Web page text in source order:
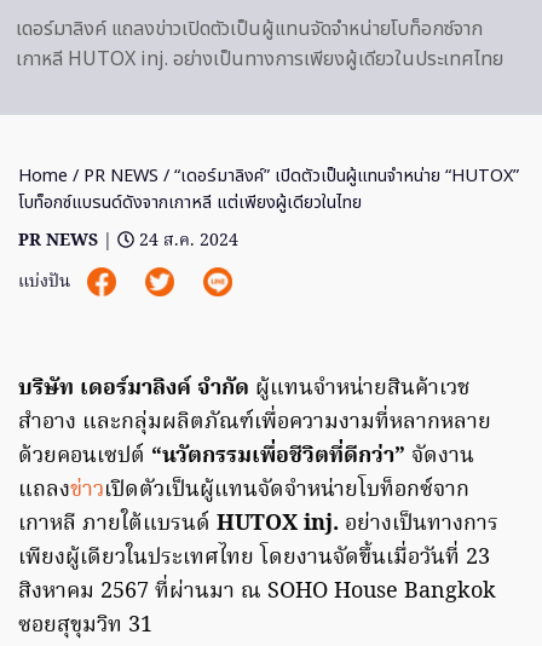
เดอร์มาลิงค์ แถลงข่าวเปิดตัวเป็นผู้แทนจัดจำหน่ายโบท็อกซ์จาก
เกาหลี HUTOX inj. อย่างเป็นทางการเพียงผู้เดียวในประเทศไทย
Home / PR NEWS / “เดอร์มาลิงค์” เปิดตัวเป็นผู้แทนจำหน่าย “HUTOX”
โบท็อกซ์แบรนด์ดังจากเกาหลี แต่เพียงผู้เดียวในไทย
PR NEWS |
24 ส.ค. 2024
แบ่งปัน
บริษัท เดอร์มาลิงค์ จำกัด ผู้แทนจำหน่ายสินค้าเวช
สำอาง และกลุ่มผลิตภัณฑ์เพื่อความงามที่หลากหลาย
ด้วยคอนเซปต์ “นวัตกรรมเพื่อชีวิตที่ดีกว่า” จัดงาน
แถลงข่าวเปิดตัวเป็นผู้แทนจัดจำหน่ายโบท็อกซ์จาก
เกาหลี ภายใต้แบรนด์ HUTOX inj. อย่างเป็นทางการ
เพียงผู้เดียวในประเทศไทย โดยงานจัดขึ้นเมื่อวันที่ 23
สิงหาคม 2567 ที่ผ่านมา ณ SOHO House Bangkok
ซอยสุขุมวิท 31